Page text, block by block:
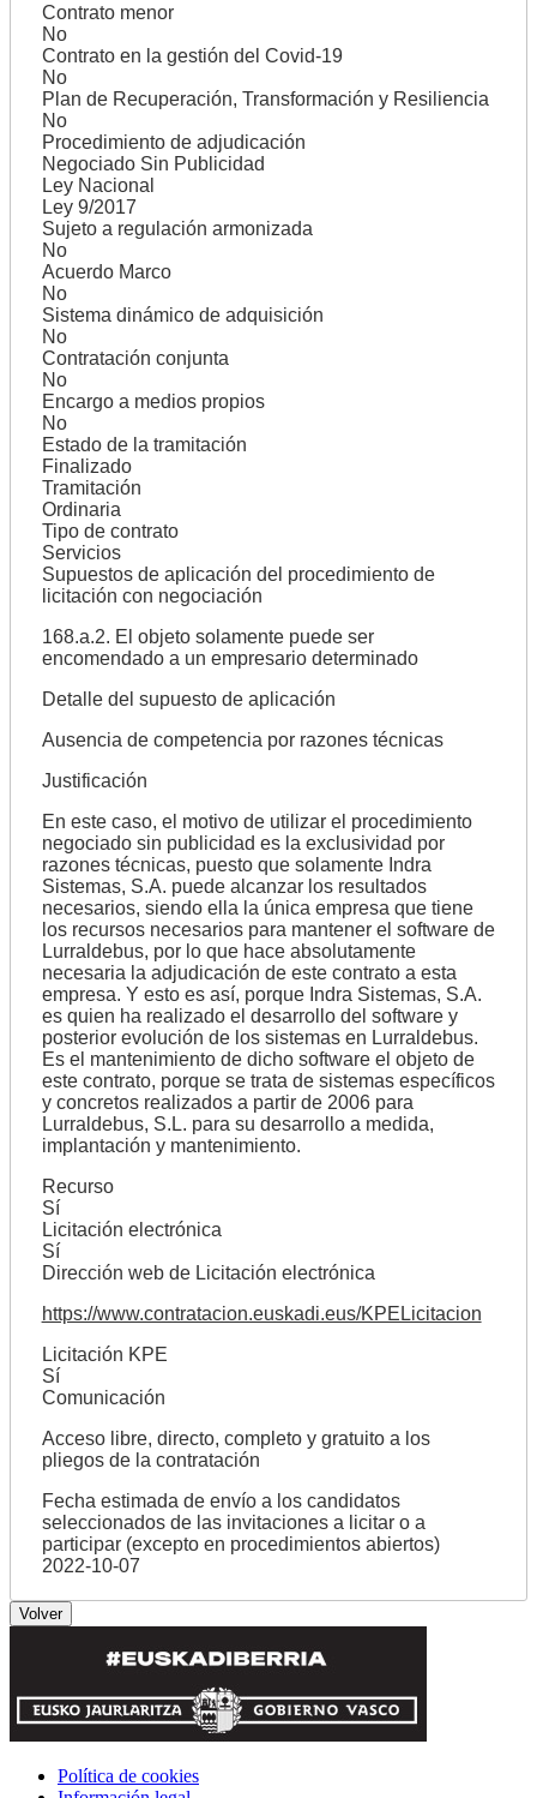
Contrato menor
No
Contrato en la gestión del Covid-19
No
Plan de Recuperación, Transformación y Resiliencia
No
Procedimiento de adjudicación
Negociado Sin Publicidad
Ley Nacional
Ley 9/2017
Sujeto a regulación armonizada
No
Acuerdo Marco
No
Sistema dinámico de adquisición
No
Contratación conjunta
No
Encargo a medios propios
No
Estado de la tramitación
Finalizado
Tramitación
Ordinaria
Tipo de contrato
Servicios
Supuestos de aplicación del procedimiento de
licitación con negociación
168.a.2. El objeto solamente puede ser
encomendado a un empresario determinado
Detalle del supuesto de aplicación
Ausencia de competencia por razones técnicas
Justificación
En este caso, el motivo de utilizar el procedimiento
negociado sin publicidad es la exclusividad por
razones técnicas, puesto que solamente Indra
Sistemas, S.A. puede alcanzar los resultados
necesarios, siendo ella la única empresa que tiene
los recursos necesarios para mantener el software de
Lurraldebus, por lo que hace absolutamente
necesaria la adjudicación de este contrato a esta
empresa. Y esto es así, porque Indra Sistemas, S.A.
es quien ha realizado el desarrollo del software y
posterior evolución de los sistemas en Lurraldebus.
Es el mantenimiento de dicho software el objeto de
este contrato, porque se trata de sistemas específicos
y concretos realizados a partir de 2006 para
Lurraldebus, S.L. para su desarrollo a medida,
implantación y mantenimiento.
Recurso
Sí
Licitación electrónica
Sí
Dirección web de Licitación electrónica
https://www.contratacion.euskadi.eus/KPELicitacion
Licitación KPE
Sí
Comunicación
Acceso libre, directo, completo y gratuito a los
pliegos de la contratación
Fecha estimada de envío a los candidatos
seleccionados de las invitaciones a licitar o a
participar (excepto en procedimientos abiertos)
2022-10-07
Política de cookies